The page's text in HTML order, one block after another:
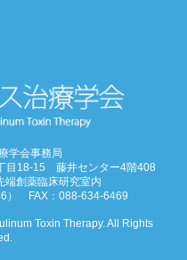
学会事務局
目18-15 藤井センター4階408
端創薬臨床研究室内
） FAX：088-634-6469
Toxin Therapy. All Rights